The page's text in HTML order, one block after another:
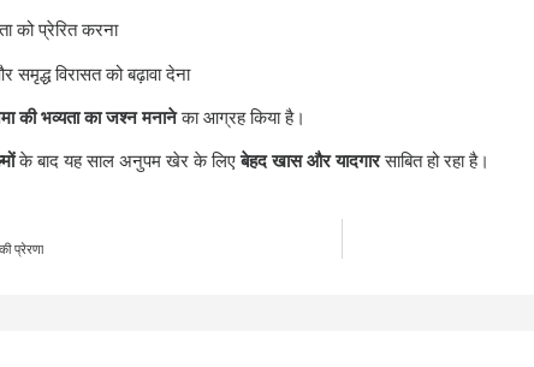
को प्रेरित करना
विरासत को बढ़ावा देना
की भव्यता का जश्न मनानेका आग्रह किया है।
के बाद यह साल अनुपम खेर के लिएबेहद खास और यादगारसाबित हो रहा है।
प्रेरणा